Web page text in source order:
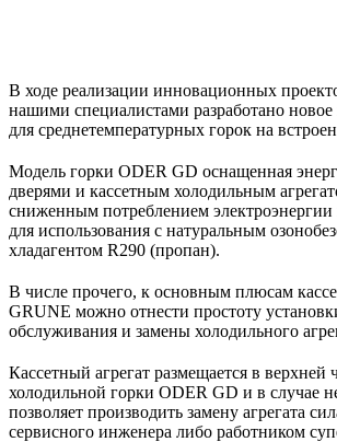
В ходе реализации инновационных
нашими специалистами разработано новое
для среднетемпературных горок на
Модель горки ODER GD оснащенная
дверями и кассетным холодильным
сниженным потреблением электроэнергии
для использования с натуральным
хладагентом R290 (пропан).
В числе прочего, к основным плюсам
GRUNE можно отнести простоту
обслуживания и замены холодильного
Кассетный агрегат размещается в верхней
холодильной горки ODER GD и в случае
позволяет производить замену агрегата
сервисного инженера либо работником